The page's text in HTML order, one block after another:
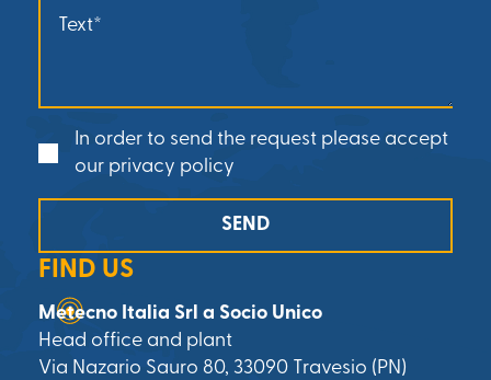
In order to send the request please accept
our privacy policy
SEND
FIND US
Metecno Italia Srl a Socio Unico
Head office and plant
Via Nazario Sauro 80, 33090 Travesio (PN)